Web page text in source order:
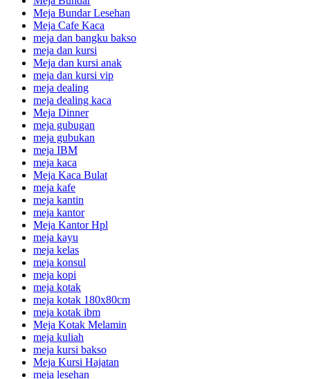
Meja Bundar Lesehan
Meja Cafe Kaca
meja dan bangku bakso
meja dan kursi
Meja dan kursi anak
meja dan kursi vip
meja dealing
meja dealing kaca
Meja Dinner
meja gubugan
meja gubukan
meja IBM
meja kaca
Meja Kaca Bulat
meja kafe
meja kantin
meja kantor
Meja Kantor Hpl
meja kayu
meja kelas
meja konsul
meja kopi
meja kotak
meja kotak 180x80cm
meja kotak ibm
Meja Kotak Melamin
meja kuliah
meja kursi bakso
Meja Kursi Hajatan
meja lesehan